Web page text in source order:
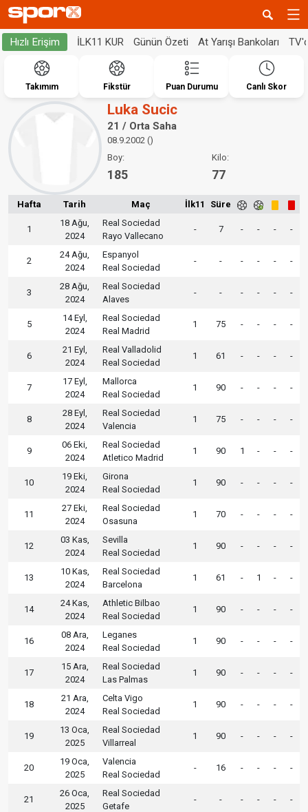
Hızlı Erişim İLK11 KUR Günün Özeti At Yarışı Bankoları
Takımım Fikstür Puan Durumu Canlı Skor
Luka Sucic
21 / Orta Saha
08.9.2002 ()
Boy:
185
Kilo:
77
Hafta Tarih Maç İlk11 Süre
1
18 Ağu,
2024
Real Sociedad
Rayo Vallecano
- 7 - - - -
2
24 Ağu,
2024
Espanyol
Real Sociedad
- - - - - -
3
28 Ağu,
2024
Real Sociedad
Alaves
- - - - - -
5
14 Eyl,
2024
Real Sociedad
Real Madrid
1 75 - - - -
6
21 Eyl,
2024
Real Valladolid
Real Sociedad
1 61 - - - -
7
17 Eyl,
2024
Mallorca
Real Sociedad
1 90 - - - -
8
28 Eyl,
2024
Real Sociedad
Valencia
1 75 - - - -
9
06 Eki,
2024
Real Sociedad
Atletico Madrid
1 90 1 - - -
10
19 Eki,
2024
Girona
Real Sociedad
1 90 - - - -
11
27 Eki,
2024
Real Sociedad
Osasuna
1 70 - - - -
12
03 Kas,
2024
Sevilla
Real Sociedad
1 90 - - - -
13
10 Kas,
2024
Real Sociedad
Barcelona
1 61 - 1 - -
14
24 Kas,
2024
Athletic Bilbao
Real Sociedad
1 90 - - - -
16
08 Ara,
2024
Leganes
Real Sociedad
1 90 - - - -
17
15 Ara,
2024
Real Sociedad
Las Palmas
1 90 - - - -
18
21 Ara,
2024
Celta Vigo
Real Sociedad
1 90 - - - -
19
13 Oca,
2025
Real Sociedad
Villarreal
1 90 - - - -
20
19 Oca,
2025
Valencia
Real Sociedad
- 16 - - - -
21
26 Oca,
2025
Real Sociedad
Getafe
- - - - - -